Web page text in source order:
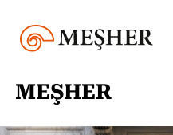
MEŞHER